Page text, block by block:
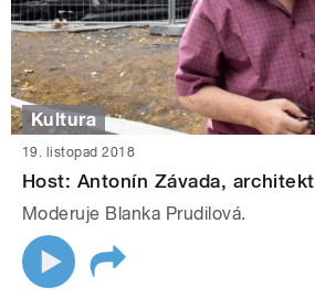
Kultura
19. listopad 2018
Host: Antonín Závada, architekt
Moderuje Blanka Prudilová.